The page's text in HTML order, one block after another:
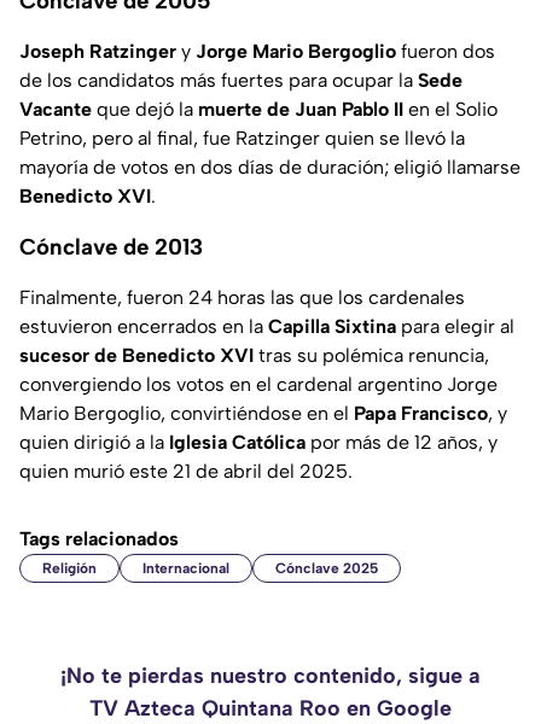
Joseph Ratzinger y Jorge Mario Bergoglio fueron dos
de los candidatos más fuertes para ocupar la Sede
Vacante que dejó la muerte de Juan Pablo II en el Solio
Petrino, pero al final, fue Ratzinger quien se llevó la
mayoría de votos en dos días de duración; eligió llamarse
Benedicto XVI.
Cónclave de 2013
Finalmente, fueron 24 horas las que los cardenales
estuvieron encerrados en la Capilla Sixtina para elegir al
sucesor de Benedicto XVI tras su polémica renuncia,
convergiendo los votos en el cardenal argentino Jorge
Mario Bergoglio, convirtiéndose en el Papa Francisco, y
quien dirigió a la Iglesia Católica por más de 12 años, y
quien murió este 21 de abril del 2025.
Tags relacionados
Religión Internacional Cónclave 2025
¡No te pierdas nuestro contenido, sigue a
TV Azteca Quintana Roo en Google